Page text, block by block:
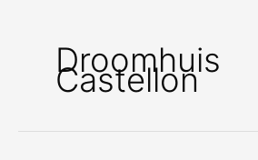
Droomhuis
Castellon